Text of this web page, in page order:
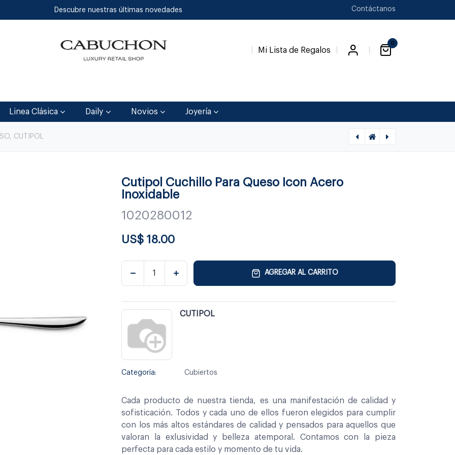
Descubre nuestras últimas novedades Contáctanos
Mi Lista de Regalos
0
Linea Clásica Daily Novios Joyería
CUTIPOL
Cutipol Cuchillo Para Queso Icon Acero
Inoxidable
1020280012
US$ 18.00
AGREGAR AL CARRITO
CUTIPOL
Categoría: Cubiertos
Cada producto de nuestra tienda, es una manifestación de calidad y
sofisticación. Todos y cada uno de ellos fueron elegidos para cumplir
con los más altos estándares de calidad y pensados para aquellos que
valoran la exlusividad y belleza atemporal. Contamos con la pieza
perfecta para cada estilo y momento de tu vida.